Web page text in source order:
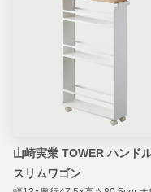
山崎実業 TOWER ハンド
スリムワゴン